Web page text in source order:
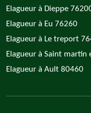
Elagueur à Dieppe
Elagueur à Eu 76260
Elagueur à Le treport
Elagueur à Saint martin
Elagueur à Ault 80460